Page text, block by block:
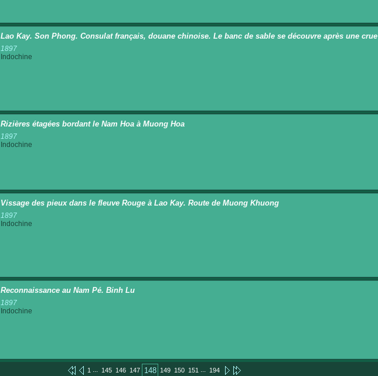
Lao Kay. Son Phong. Consulat français, douane chinoise. Le banc de sable se découvre après une crue
1897
Indochine
Rizières étagées bordant le Nam Hoa à Muong Hoa
1897
Indochine
Vissage des pieux dans le fleuve Rouge à Lao Kay. Route de Muong Khuong
1897
Indochine
Reconnaissance au Nam Pé. Binh Lu
1897
Indochine
1 ... 145 146 147 148 149 150 151 ... 194